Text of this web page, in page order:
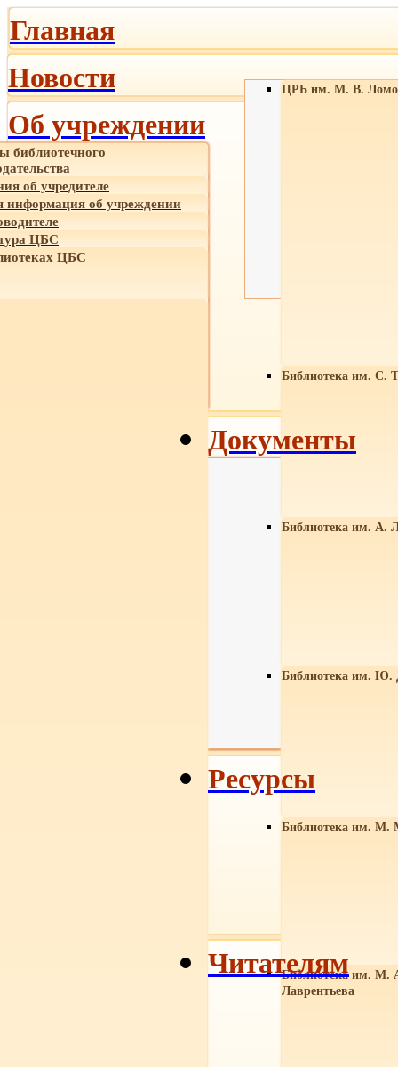
Главная
Новости
Об учреждении
библиотечного
об учредителе
об учреждении
ЦБС
ЦБС
ЦРБ им. М. В.
Библиотека им. С.
Библиотека им. А.
Библиотека им. Ю.
Библиотека им. М.
Библиотека им. М.
Лаврентьева
Документы
Ресурсы
Читателям